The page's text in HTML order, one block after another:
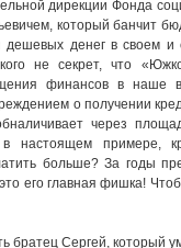
дирекции Фонда
который банчит
денег в своем и
не секрет, что
финансов в наше
о получении
через
в настоящем примере,
больше? За годы
его главная фишка!
братец Сергей, который